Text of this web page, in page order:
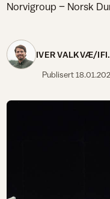
Norvigroup – Norsk
IVER VALKVÆ/
Publisert